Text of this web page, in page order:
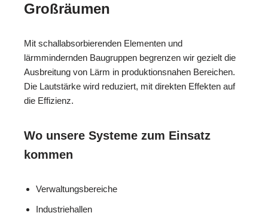
Großräumen
Mit schallabsorbierenden Elementen und
lärmmindernden Baugruppen begrenzen wir gezielt die
Ausbreitung von Lärm in produktionsnahen Bereichen.
Die Lautstärke wird reduziert, mit direkten Effekten auf
die Effizienz.
Wo unsere Systeme zum Einsatz
kommen
Verwaltungsbereiche
Industriehallen